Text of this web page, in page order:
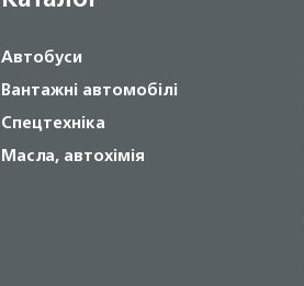
Автобуси
Вантажні автомобілі
Спецтехніка
Масла, автохімія